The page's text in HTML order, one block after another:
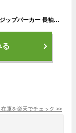
アウトドア メンズ パーカー 防虫 レディース 服 ジップパーカー 長袖 夏フェス キャンプ 吸汗速乾 UVカット 日焼け止 ストレッチ 虫刺され防止 防蚊 虫よけ ドライ メッシュ 害虫対策 旅行対策 ガーデニング UVケア TULTEX 虫除け 冷房対策 プレゼント【メール便送料無料
る
庫を楽天でチェック >>